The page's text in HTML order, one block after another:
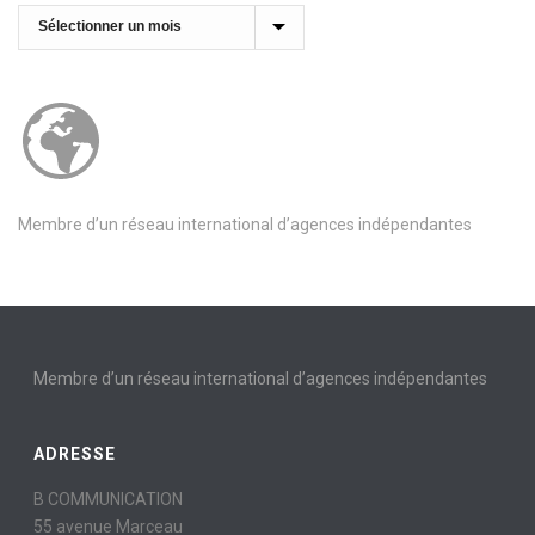
Archives
Membre d’un réseau international d’agences indépendantes
Membre d’un réseau international d’agences indépendantes
ADRESSE
B COMMUNICATION
55 avenue Marceau